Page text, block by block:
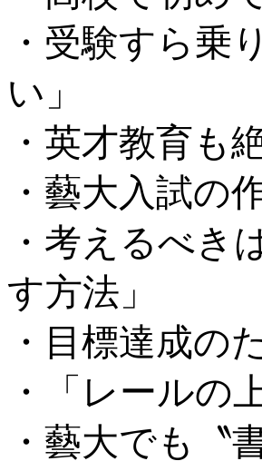
・受験すら乗
い」
・英才教育も
・藝大入試の
・考えるべき
す方法」
・目標達成の
・「レールの
・藝大でも〝